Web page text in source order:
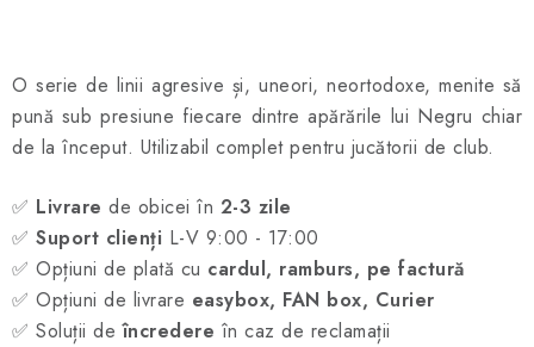
O serie de linii agresive și, uneori, neortodoxe, menite să
pună sub presiune fiecare dintre apărările lui Negru chiar
de la început. Utilizabil complet pentru jucătorii de club.
✅ Livrare de obicei în 2-3 zile
✅ Suport clienți L-V 9:00 - 17:00
✅ Opțiuni de plată cu cardul, ramburs, pe factură
✅ Opțiuni de livrare easybox, FAN box, Curier
✅ Soluții deîncredere în caz de reclamații